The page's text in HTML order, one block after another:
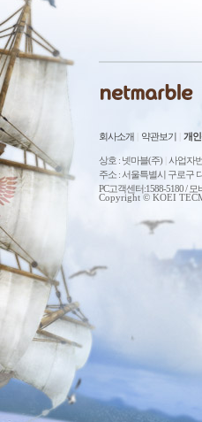
회사소개 약관보기 개
상호 : 넷마블(주) 사업자
주소 : 서울특별시 구로구
PC고객센터:1588-5180 /
Copyright © KOEI